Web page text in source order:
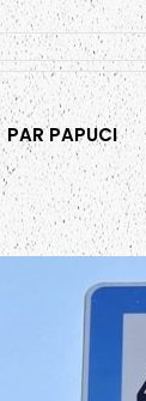
PAR PAPUCI